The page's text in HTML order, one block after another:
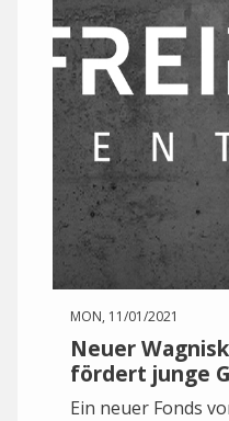
MON, 11/01/2021
Neuer
fördert junge
Ein neuer Fonds